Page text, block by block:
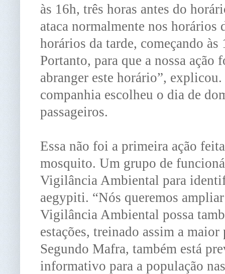
às 16h, três horas antes do
ataca normalmente nos horários
horários da tarde, começando
Portanto, para que a nossa ação
abranger este horário”,
companhia escolheu o dia de
passageiros.
Essa não foi a primeira ação
mosquito. Um grupo de
Vigilância Ambiental para
aegypiti. “Nós queremos
Vigilância Ambiental possa
estações, treinado assim a
Segundo Mafra, também está
informativo para a população